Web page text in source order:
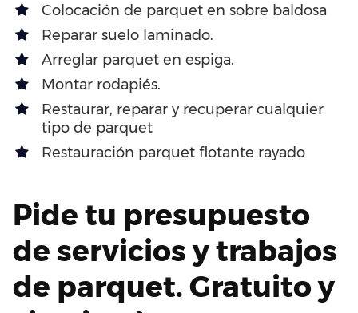
Colocación de parquet en sobre baldosa
Reparar suelo laminado.
Arreglar parquet en espiga.
Montar rodapiés.
Restaurar, reparar y recuperar cualquier
tipo de parquet
Restauración parquet flotante rayado
Pide tu presupuesto
de servicios y trabajos
de parquet. Gratuito y